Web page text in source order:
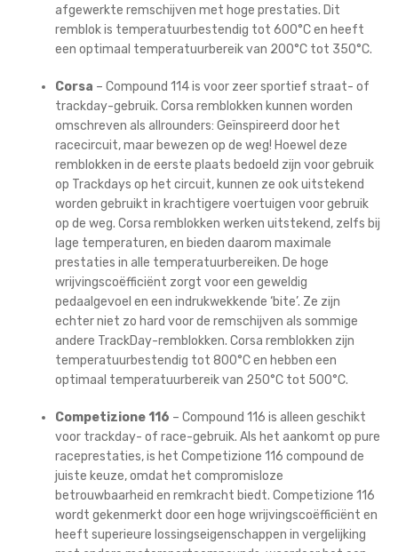
afgewerkte remschijven met hoge prestaties. Dit
remblok is temperatuurbestendig tot 600°C en heeft
een optimaal temperatuurbereik van 200°C tot 350°C.
Corsa – Compound 114 is voor zeer sportief straat- of
trackday-gebruik. Corsa remblokken kunnen worden
omschreven als allrounders: Geïnspireerd door het
racecircuit, maar bewezen op de weg! Hoewel deze
remblokken in de eerste plaats bedoeld zijn voor gebruik
op Trackdays op het circuit, kunnen ze ook uitstekend
worden gebruikt in krachtigere voertuigen voor gebruik
op de weg. Corsa remblokken werken uitstekend, zelfs bij
lage temperaturen, en bieden daarom maximale
prestaties in alle temperatuurbereiken. De hoge
wrijvingscoëfficiënt zorgt voor een geweldig
pedaalgevoel en een indrukwekkende ‘bite’. Ze zijn
echter niet zo hard voor de remschijven als sommige
andere TrackDay-remblokken. Corsa remblokken zijn
temperatuurbestendig tot 800°C en hebben een
optimaal temperatuurbereik van 250°C tot 500°C.
Competizione 116 – Compound 116 is alleen geschikt
voor trackday- of race-gebruik. Als het aankomt op pure
raceprestaties, is het Competizione 116 compound de
juiste keuze, omdat het compromisloze
betrouwbaarheid en remkracht biedt. Competizione 116
wordt gekenmerkt door een hoge wrijvingscoëfficiënt en
heeft superieure lossingseigenschappen in vergelijking